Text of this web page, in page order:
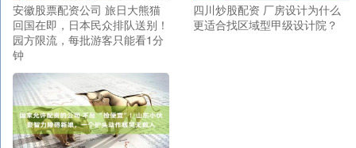
安徽股票配资公司 旅日大熊猫
回国在即，日本民众排队送别！
园方限流，每批游客只能看1分
钟
四川炒股配资 厂房设计为什么
更适合找区域型甲级设计院？